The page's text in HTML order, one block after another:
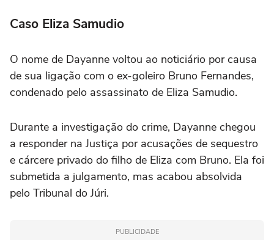
Caso Eliza Samudio
O nome de Dayanne voltou ao noticiário por causa
de sua ligação com o ex-goleiro Bruno Fernandes,
condenado pelo assassinato de Eliza Samudio.
Durante a investigação do crime, Dayanne chegou
a responder na Justiça por acusações de sequestro
e cárcere privado do filho de Eliza com Bruno. Ela foi
submetida a julgamento, mas acabou absolvida
pelo Tribunal do Júri.
PUBLICIDADE